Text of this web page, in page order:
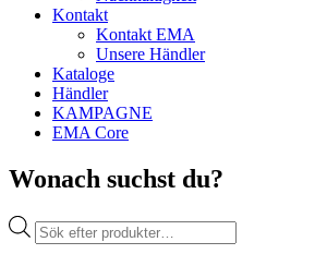
Kontakt
Kontakt EMA
Unsere Händler
Kataloge
Händler
KAMPAGNE
EMA Core
Wonach suchst du?
Products
search